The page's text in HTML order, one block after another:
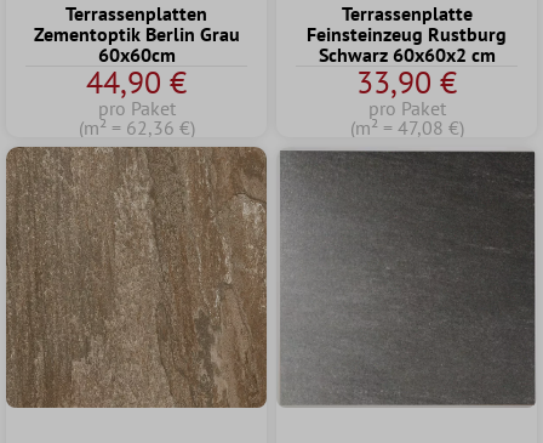
Terrassenplatten
Zementoptik Berlin Grau
60x60cm
44,90 €
pro Paket
(m² = 62,36 €)
Terrassenplatte
Feinsteinzeug Rustburg
Schwarz 60x60x2 cm
33,90 €
pro Paket
(m² = 47,08 €)